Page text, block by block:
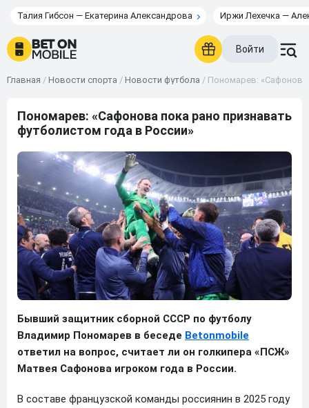
Талия Гибсон — Екатерина Александрова Иржи Лехечка —
Войти
Главная / Новости спорта / Новости футбола / Пономарев: «Сафонова
Пономарев: «Сафонова пока рано признавать
футболистом года в России»
Бывший защитник сборной СССР по футболу
Владимир Пономарев в беседе Betonmobile
ответил на вопрос, считает ли он голкипера «ПСЖ»
Матвея Сафонова игроком года в России.
В составе французской команды россиянин в 2025 году